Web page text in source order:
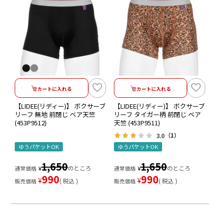
カートに入れる
【LIDEE(リディー)】 ボクサーブ
リーフ 無地 前閉じ ベア天竺
(453P9512)
ゆうパケットOK
通常価格 ¥1,650のところ
販売価格 ¥990 税込
カートに入れる
【LIDEE(リディー)】 ボクサーブ
リーフ タイガー柄 前閉じ ベア
天竺 (453P9511)
3.0 （1）
ゆうパケットOK
通常価格 ¥1,650のところ
販売価格 ¥990 税込